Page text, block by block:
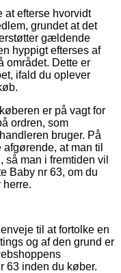
efterse hvorvidt
grundet at det
gældende
hyppigt efterses af
området. Dette er
ifald du oplever
er på vagt for
ordren, som
bruger. På
at man til
så man i fremtiden vil
Baby nr 63, om du
herre.
til at fortolke en
og af den grund er
63 inden du køber.